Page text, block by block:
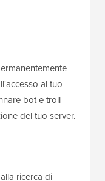
al tuo
bot e troll
del tuo server.
ricerca di